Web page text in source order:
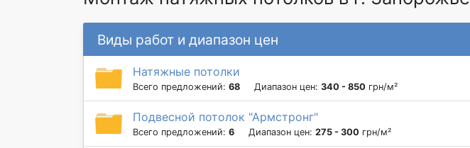
Виды работ и диапазон цен
Натяжные потолки
Всего предложений: 68 Диапазон цен: 340 - 850 грн/м²
Подвесной потолок "Армстронг"
Всего предложений: 6 Диапазон цен: 275 - 300 грн/м²